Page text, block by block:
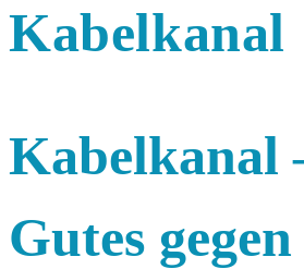
Kabelkanal
Kabelkanal
Gutes gegen